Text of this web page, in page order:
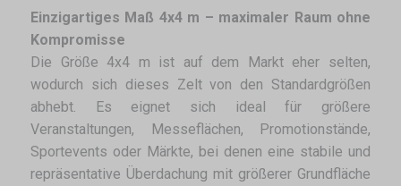
Einzigartiges Maß 4x4 m – maximaler Raum ohne
Kompromisse
Die Größe 4x4 m ist auf dem Markt eher selten,
wodurch sich dieses Zelt von den Standardgrößen
abhebt. Es eignet sich ideal für größere
Veranstaltungen, Messeflächen, Promotionstände,
Sportevents oder Märkte, bei denen eine stabile und
repräsentative Überdachung mit größerer Grundfläche